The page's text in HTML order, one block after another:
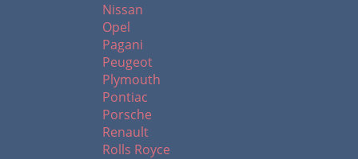
Nissan
Opel
Pagani
Peugeot
Plymouth
Pontiac
Porsche
Renault
Rolls Royce